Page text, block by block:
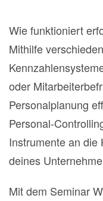
Wie funktioniert
Mithilfe
oder
Personalplanung
Personal-
Instrumente an die
deines
Mit dem Seminar